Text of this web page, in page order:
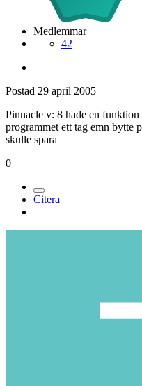
Medlemmar
42
Postad 29 april 2005
Pinnacle v: 8 hade en
programmet ett tag emn bytte
skulle spara
0
Citera